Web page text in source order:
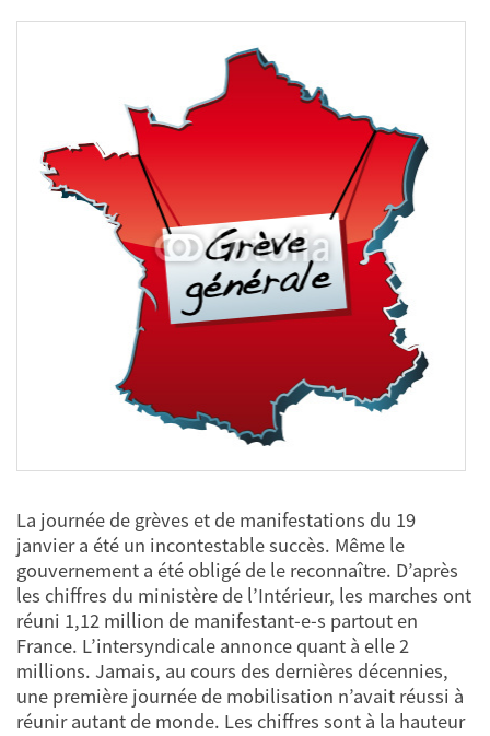
La journée de grèves et de manifestations du 19
janvier a été un incontestable succès. Même le
gouvernement a été obligé de le reconnaître. D’après
les chiffres du ministère de l’Intérieur, les marches ont
réuni 1,12 million de manifestant-e-s partout en
France. L’intersyndicale annonce quant à elle 2
millions. Jamais, au cours des dernières décennies,
une première journée de mobilisation n’avait réussi à
réunir autant de monde. Les chiffres sont à la hauteur